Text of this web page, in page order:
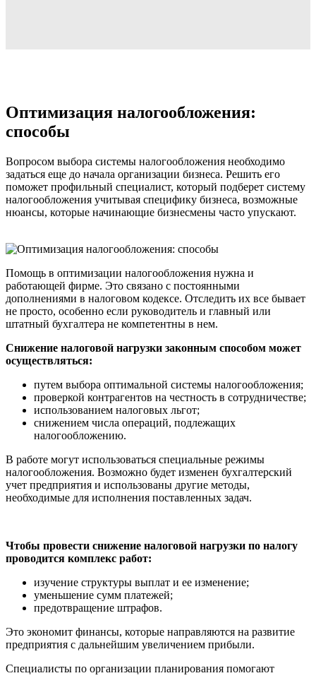
Оптимизация налогообложения:
способы
Вопросом выбора системы налогообложения необходимо
задаться еще до начала организации бизнеса. Решить его
поможет профильный специалист, который подберет систему
налогообложения учитывая специфику бизнеса, возможные
нюансы, которые начинающие бизнесмены часто упускают.
Помощь в оптимизации налогообложения нужна и
работающей фирме. Это связано с постоянными
дополнениями в налоговом кодексе. Отследить их все бывает
не просто, особенно если руководитель и главный или
штатный бухгалтера не компетентны в нем.
Снижение налоговой нагрузки законным способом может
осуществляться:
путем выбора оптимальной системы налогообложения;
проверкой контрагентов на честность в сотрудничестве;
использованием налоговых льгот;
снижением числа операций, подлежащих
налогообложению.
В работе могут использоваться специальные режимы
налогообложения. Возможно будет изменен бухгалтерский
учет предприятия и использованы другие методы,
необходимые для исполнения поставленных задач.
Чтобы провести снижение налоговой нагрузки по налогу
проводится комплекс работ:
изучение структуры выплат и ее изменение;
уменьшение сумм платежей;
предотвращение штрафов.
Это экономит финансы, которые направляются на развитие
предприятия с дальнейшим увеличением прибыли.
Специалисты по организации планирования помогают